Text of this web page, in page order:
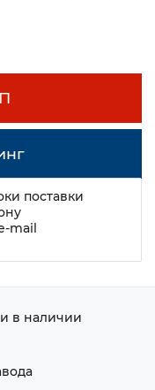
поставки
mail
в наличии